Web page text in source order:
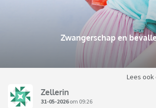
Zwangerschap en
Lees ook
Zellerin
31-05-2026om 09:26